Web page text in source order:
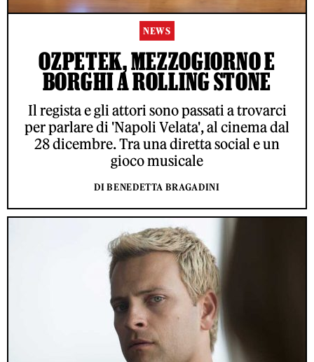
NEWS
OZPETEK, MEZZOGIORNO E
BORGHI A ROLLING STONE
Il regista e gli attori sono passati a trovarci
per parlare di 'Napoli Velata', al cinema dal
28 dicembre. Tra una diretta social e un
gioco musicale
DI BENEDETTA BRAGADINI